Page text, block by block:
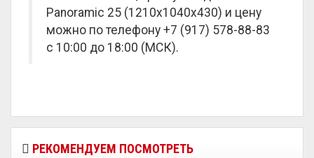
Panoramic 25 (1210х1040x430) и цену
можно по телефону +7 (917) 578-88-83
с 10:00 до 18:00 (МСК).
РЕКОМЕНДУЕМ ПОСМОТРЕТЬ